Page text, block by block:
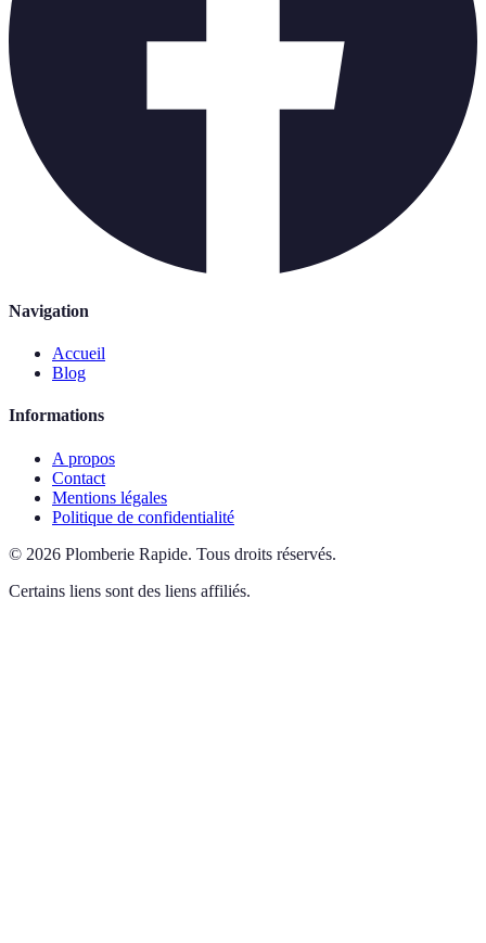
Navigation
Accueil
Blog
Informations
A propos
Contact
Mentions légales
Politique de confidentialité
© 2026 Plomberie Rapide. Tous droits réservés.
Certains liens sont des liens affiliés.